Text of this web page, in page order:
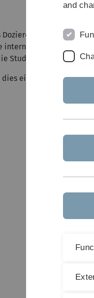
Studierende
Studierenden zu
einrichten können
and